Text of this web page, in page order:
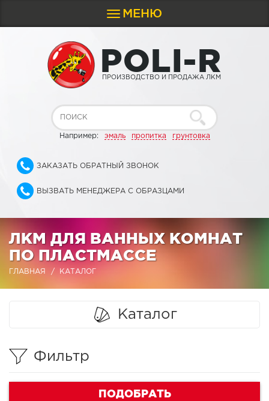
Toggle
navigation
МЕНЮ
POLI-R
ПРОИЗВОДСТВО И ПРОДАЖА ЛКМ
Например: эмаль пропитка грунтовка
ЗАКАЗАТЬ ОБРАТНЫЙ ЗВОНОК
ВЫЗВАТЬ МЕНЕДЖЕРА С ОБРАЗЦАМИ
ЛКМ ДЛЯ ВАННЫХ КОМНАТ
ПО ПЛАСТМАССЕ
ГЛАВНАЯ КАТАЛОГ
Каталог
Фильтр
ПОДОБРАТЬ